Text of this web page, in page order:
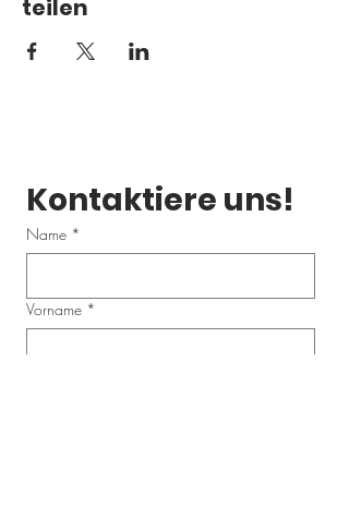
teilen
Kontaktiere uns!
Name *
Vorname *